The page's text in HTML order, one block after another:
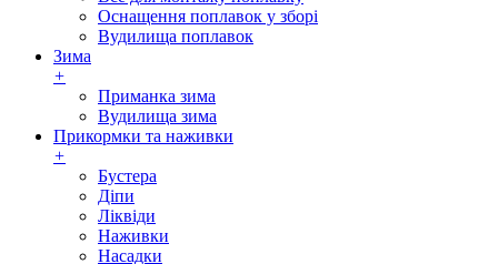
Оснащення поплавок у зборі
Вудилища поплавок
Зима
+
Приманка зима
Вудилища зима
Прикормки та наживки
+
Бустера
Діпи
Ліквіди
Наживки
Насадки